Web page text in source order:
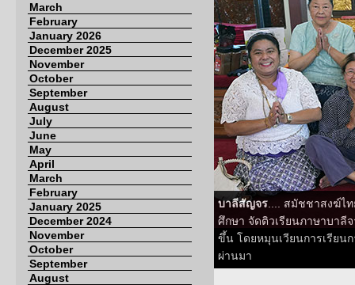
March
February
January 2026
December 2025
November
October
September
August
July
June
May
April
March
February
January 2025
December 2024
November
October
September
August
บาลีสัญจร .... สมัชชาสงฆ์ไ
ศึกษา จัดติวเรียนภาษาบาลี
ขึ้น โดยหมุนเวียนการเรียน
ผ่านมา